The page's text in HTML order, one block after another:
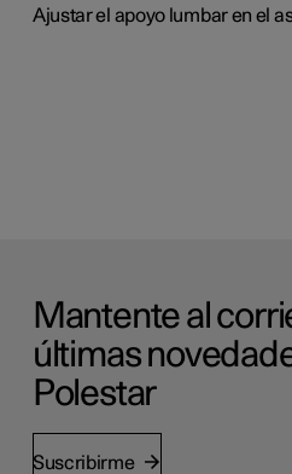
Ajustar el apoyo lumbar en el
Mantente al
últimas
Polestar
Suscribirme